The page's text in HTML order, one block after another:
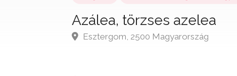
Azálea, törzses azelea
Esztergom, 2500 Magyarország